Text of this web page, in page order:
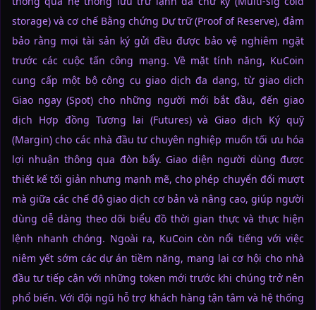
storage) và cơ chế Bằng chứng Dự trữ (Proof of Reserve), đảm
bảo rằng mọi tài sản ký gửi đều được bảo vệ nghiêm ngặt
trước các cuộc tấn công mạng. Về mặt tính năng, KuCoin
cung cấp một bộ công cụ giao dịch đa dạng, từ giao dịch
Giao ngay (Spot) cho những người mới bắt đầu, đến giao
dịch Hợp đồng Tương lai (Futures) và Giao dịch Ký quỹ
(Margin) cho các nhà đầu tư chuyên nghiệp muốn tối ưu hóa
lợi nhuận thông qua đòn bẩy. Giao diện người dùng được
thiết kế tối giản nhưng mạnh mẽ, cho phép chuyển đổi mượt
mà giữa các chế độ giao dịch cơ bản và nâng cao, giúp người
dùng dễ dàng theo dõi biểu đồ thời gian thực và thực hiện
lệnh nhanh chóng. Ngoài ra, KuCoin còn nổi tiếng với việc
niêm yết sớm các dự án tiềm năng, mang lại cơ hội cho nhà
đầu tư tiếp cận với những token mới trước khi chúng trở nên
phổ biến. Với đội ngũ hỗ trợ khách hàng tận tâm và hệ thống